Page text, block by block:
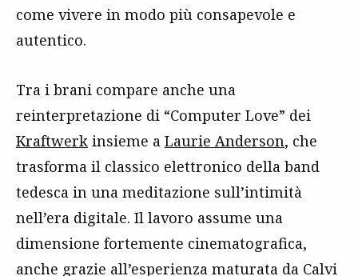
come vivere in modo più consapevole e
autentico.
Tra i brani compare anche una
reinterpretazione di “Computer Love” dei
Kraftwerk insieme a Laurie Anderson, che
trasforma il classico elettronico della band
tedesca in una meditazione sull’intimità
nell’era digitale. Il lavoro assume una
dimensione fortemente cinematografica,
anche grazie all’esperienza maturata da Calvi